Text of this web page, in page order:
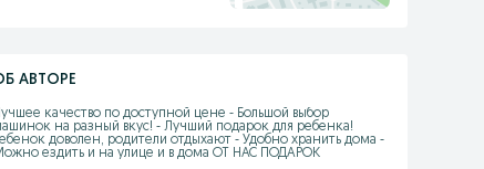
АВТОРЕ
качество по доступной цене - Большой выбор
на разный вкус! - Лучший подарок для ребенка!
доволен, родители отдыхают - Удобно хранить дома -
ездить и на улице и в дома ОТ НАС ПОДАРОК